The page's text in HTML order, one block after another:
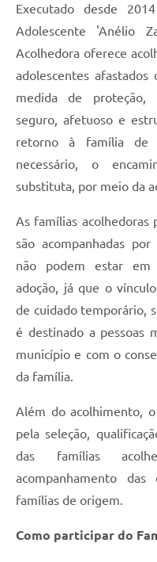
Executado desde
Adolescente 'Anélio
Acolhedora oferece
adolescentes
medida de proteção,
seguro, afetuoso e
retorno à família de
necessário, o
substituta, por meio da
As famílias acolhedoras
são acompanhadas
não podem estar em
adoção, já que o
de cuidado temporário,
é destinado a pessoas
município e com o
da família.
Além do acolhimento,
pela seleção,
das famílias
acompanhamento das
famílias de origem.
Como participar do